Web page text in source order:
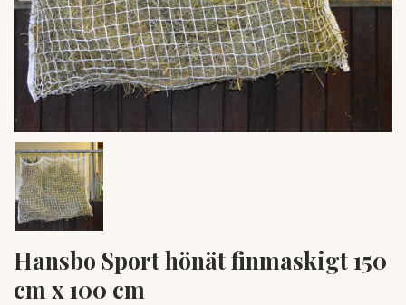
Hansbo Sport hönät finmaskigt 150
cm x 100 cm